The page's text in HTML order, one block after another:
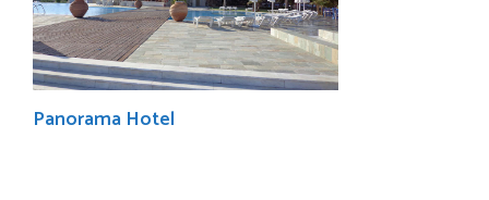
Panorama Hotel